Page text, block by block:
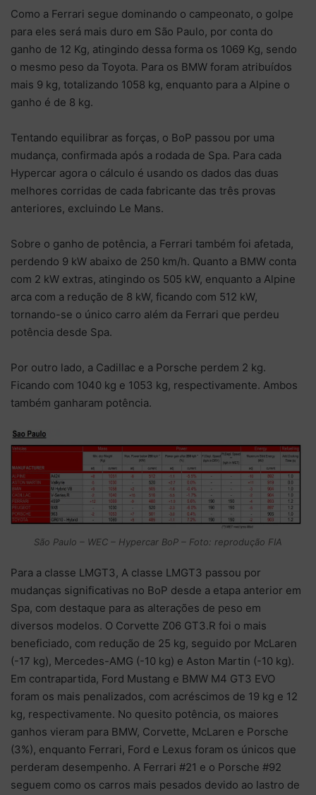
Como a Ferrari segue dominando o campeonato, o golpe
para eles será mais duro em São Paulo, por conta do
ganho de 12 Kg, atingindo dessa forma os 1069 Kg, sendo
o mesmo peso da Toyota. Para os BMW foram atribuídos
mais 9 kg, totalizando 1058 kg, enquanto para a Alpine o
ganho é de 8 kg.
Tentando equilibrar as forças, o BoP passou por uma
mudança, confirmada após a rodada de Spa. Para cada
Hypercar agora o cálculo é usando os dados das duas
melhores corridas de cada fabricante das três provas
anteriores, excluindo Le Mans.
Sobre o ganho de potência, a Ferrari também foi afetada,
perdendo 9 kW abaixo de 250 km/h. Quanto a BMW conta
com 2 kW extras, atingindo os 505 kW, enquanto a Alpine
arca com a redução de 8 kW, ficando com 512 kW,
tornando-se o único carro além da Ferrari que perdeu
potência desde Spa.
Por outro lado, a Cadillac e a Porsche perdem 2 kg.
Ficando com 1040 kg e 1053 kg, respectivamente. Ambos
também ganharam potência.
São Paulo – WEC – Hypercar BoP – Foto: reprodução FIA
Para a classe LMGT3, A classe LMGT3 passou por
mudanças significativas no BoP desde a etapa anterior em
Spa, com destaque para as alterações de peso em
diversos modelos. O Corvette Z06 GT3.R foi o mais
beneficiado, com redução de 25 kg, seguido por McLaren
(-17 kg), Mercedes-AMG (-10 kg) e Aston Martin (-10 kg).
Em contrapartida, Ford Mustang e BMW M4 GT3 EVO
foram os mais penalizados, com acréscimos de 19 kg e 12
kg, respectivamente. No quesito potência, os maiores
ganhos vieram para BMW, Corvette, McLaren e Porsche
(3%), enquanto Ferrari, Ford e Lexus foram os únicos que
perderam desempenho. A Ferrari #21 e o Porsche #92
seguem como os carros mais pesados devido ao lastro de